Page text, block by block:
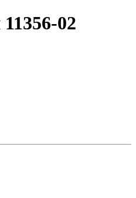
02